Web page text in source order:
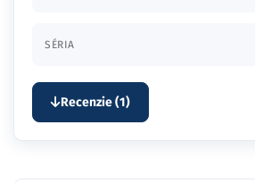
SÉRIA
Recenzie (1)